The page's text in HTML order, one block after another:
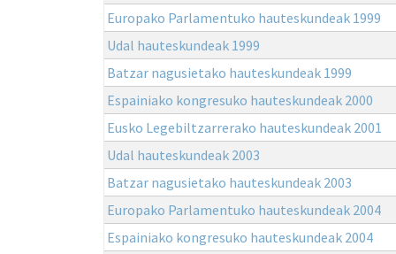
Europako Parlamentuko hauteskundeak 1999
Udal hauteskundeak 1999
Batzar nagusietako hauteskundeak 1999
Espainiako kongresuko hauteskundeak 2000
Eusko Legebiltzarrerako hauteskundeak 2001
Udal hauteskundeak 2003
Batzar nagusietako hauteskundeak 2003
Europako Parlamentuko hauteskundeak 2004
Espainiako kongresuko hauteskundeak 2004